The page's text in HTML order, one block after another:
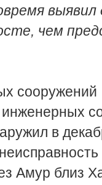
чем
сооружений
в
Амур близ